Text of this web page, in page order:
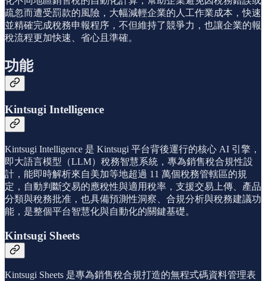
疏忽而遭受罰款的風險，大幅減輕企業的人工作業成本，快速
並精確完成稅務申報程序，不但維持了競爭力，也讓企業的報
稅流程更加快速、省心且準確。
功能
Kintsugi Intelligence
Kintsugi Intelligence 是 Kintsugi 平台背後運行的核心 AI 引擎，
即大語言模型（LLM）稅務智慧系統，專為銷售稅合規性設
計，能即時解析來自美加等地超過 11 萬個稅務管轄區的規
定，自動判斷交易的應稅性與適用稅率，支援交易上傳、產品
分類與稅務批准，也具備預測性洞察、合規分析與稅務建議功
能，是整個平台智慧化與自動化的關鍵基礎。
Kintsugi Sheets
Kintsugi Sheets 是專為銷售稅合規打造的無程式碼資料管理表